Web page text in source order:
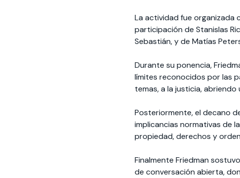
La actividad fue organizada
participación de Stanislas
Sebastián, y de Matías
Durante su ponencia,
límites reconocidos por las
temas, a la justicia,
Posteriormente, el decano
implicancias normativas de
propiedad, derechos y
Finalmente Friedman
de conversación abierta,